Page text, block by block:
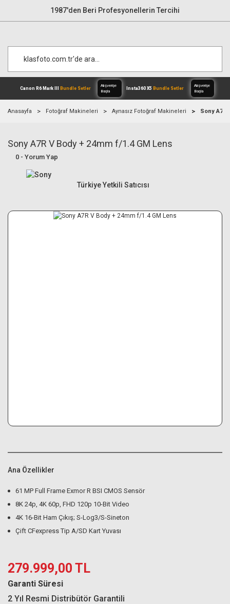
1987'den Beri Profesyonellerin Tercihi
Canon R6 Mark IIIBundle Setler
Alışverişe
Anasayfa Fotoğraf Makineleri Aynasız Fotoğraf Makineleri Sony A7R
Sony A7R V Body + 24mm f/1.4 GM Lens
0 - Yorum Yap
Türkiye Yetkili Satıcısı
Ana Özellikler
61 MP Full Frame Exmor R BSI CMOS Sensör
8K 24p, 4K 60p, FHD 120p 10-Bit Video
4K 16-Bit Ham Çıkış; S-Log3/S-Sineton
Çift CFexpress Tip A/SD Kart Yuvası
279.999,00 TL
Garanti Süresi
2 Yıl Resmi Distribütör Garantili